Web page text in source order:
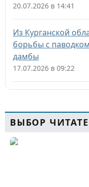
20.07.2026 в 14:41
Из Курганской
борьбы с
дамбы
17.07.2026 в 09:22
ВЫБОР